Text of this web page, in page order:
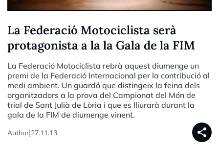
La Federació Motociclista serà
protagonista a la la Gala de la FIM
La Federació Motociclista rebrà aquest diumenge un
premi de la Federació Internacional per la contribució al
medi ambient. Un guardó que distingeix la feina dels
organitzadors a la prova del Campionat del Món de
trial de Sant Julià de Lòria i que es lliurarà durant la
gala de la FIM de diumenge vinent.
Author|27.11.13 share